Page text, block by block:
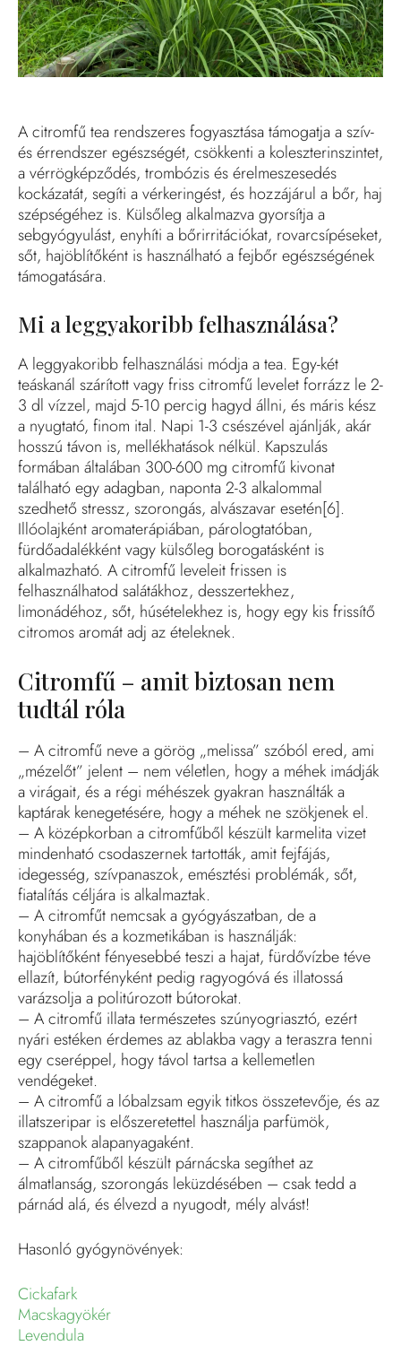
A citromfű tea rendszeres fogyasztása támogatja a szív-
és érrendszer egészségét, csökkenti a koleszterinszintet,
a vérrögképződés, trombózis és érelmeszesedés
kockázatát, segíti a vérkeringést, és hozzájárul a bőr, haj
szépségéhez is. Külsőleg alkalmazva gyorsítja a
sebgyógyulást, enyhíti a bőrirritációkat, rovarcsípéseket,
sőt, hajöblítőként is használható a fejbőr egészségének
támogatására.
Mi a leggyakoribb felhasználása?
A leggyakoribb felhasználási módja a tea. Egy-két
teáskanál szárított vagy friss citromfű levelet forrázz le 2-
3 dl vízzel, majd 5-10 percig hagyd állni, és máris kész
a nyugtató, finom ital. Napi 1-3 csészével ajánlják, akár
hosszú távon is, mellékhatások nélkül. Kapszulás
formában általában 300-600 mg citromfű kivonat
található egy adagban, naponta 2-3 alkalommal
szedhető stressz, szorongás, alvászavar esetén[6].
Illóolajként aromaterápiában, párologtatóban,
fürdőadalékként vagy külsőleg borogatásként is
alkalmazható. A citromfű leveleit frissen is
felhasználhatod salátákhoz, desszertekhez,
limonádéhoz, sőt, húsételekhez is, hogy egy kis frissítő
citromos aromát adj az ételeknek.
Citromfű – amit biztosan nem
tudtál róla
– A citromfű neve a görög „melissa” szóból ered, ami
„mézelőt” jelent – nem véletlen, hogy a méhek imádják
a virágait, és a régi méhészek gyakran használták a
kaptárak kenegetésére, hogy a méhek ne szökjenek el.
– A középkorban a citromfűből készült karmelita vizet
mindenható csodaszernek tartották, amit fejfájás,
idegesség, szívpanaszok, emésztési problémák, sőt,
fiatalítás céljára is alkalmaztak.
– A citromfűt nemcsak a gyógyászatban, de a
konyhában és a kozmetikában is használják:
hajöblítőként fényesebbé teszi a hajat, fürdővízbe téve
ellazít, bútorfényként pedig ragyogóvá és illatossá
varázsolja a politúrozott bútorokat.
– A citromfű illata természetes szúnyogriasztó, ezért
nyári estéken érdemes az ablakba vagy a teraszra tenni
egy cseréppel, hogy távol tartsa a kellemetlen
vendégeket.
– A citromfű a lóbalzsam egyik titkos összetevője, és az
illatszeripar is előszeretettel használja parfümök,
szappanok alapanyagaként.
– A citromfűből készült párnácska segíthet az
álmatlanság, szorongás leküzdésében – csak tedd a
párnád alá, és élvezd a nyugodt, mély alvást!
Hasonló gyógynövények:
Cickafark
Macskagyökér
Levendula